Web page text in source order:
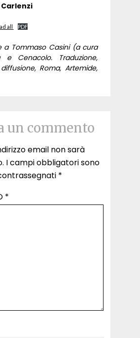
all PDF
a Tommaso Casini (a cura
e Cenacolo. Traduzione,
Roma, Artemide,
un commento
email non sarà
I campi obbligatori sono
*
*